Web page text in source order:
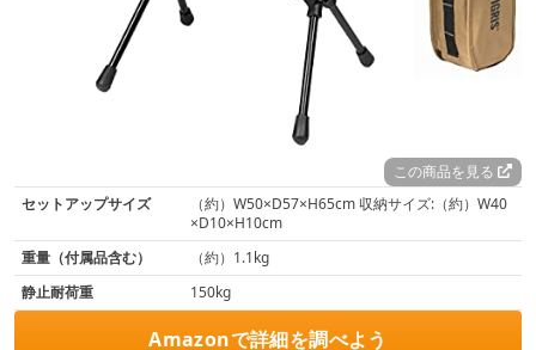
この商品を見る
セットアップサイズ
（約）W50×D57×H65cm 収納サイズ:（約）W40
×D10×H10cm
重量（付属品含む）
（約）1.1kg
静止耐荷重
150kg
Amazonで詳細を調べよう